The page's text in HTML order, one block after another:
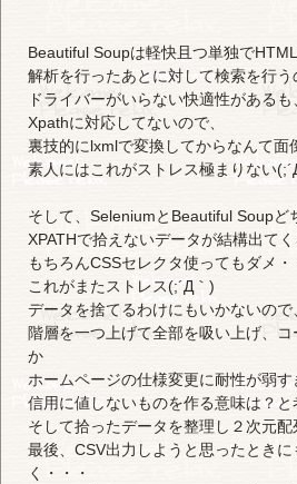
Beautiful Soupは軽快且つ単独で
解析を行ったあとに対して検索を行う
ドライバーがいらない快適性があるも
Xpathに対応してないので、
裏技的にlxmlで変換してからなんて面
素人にはこれがストレス極まりない
そして、SeleniumとBeautiful Soupど
XPATHで拾えないデータが結構出てく
もちろんCSSセレクタ使ってもダメ・
これがまたストレス(;´Д｀)
データを捨てるわけにもいかないので
階層を一つ上げて全部を吸い上げ、
か
ホームページの仕様変更に耐性が弱す
信用に値しないものを作る意味は？と
そして拾ったデータを整理し２次元
最後、CSV出力しようと思ったとき
く・・・